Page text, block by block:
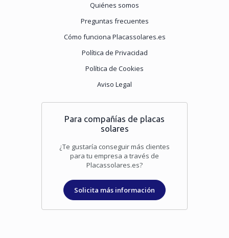
Quiénes somos
Preguntas frecuentes
Cómo funciona Placassolares.es
Política de Privacidad
Política de Cookies
Aviso Legal
Para compañías de placas
solares
¿Te gustaría conseguir más clientes
para tu empresa a través de
Placassolares.es?
Solicita más información